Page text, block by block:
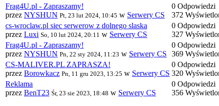
Frag4U.pl - Zapraszamy!
przez NYSHUN Pt, 23 lut 2024, 10:45 w Serwery CS
0 Odpowiedzi
372
cs-wroclaw.pl siec serwerow z dolnego slaska
przez Luxi So, 10 lut 2024, 20:11 w Serwery CS
0 Odpowiedzi
327
Frag4U.pl - Zapraszamy!
przez NYSHUN Pn, 22 sty 2024, 11:23 w Serwery CS
0 Odpowiedzi
369
CS-MALIVER.PL ZAPRASZA!
przez Borowkacz Pn, 11 gru 2023, 13:25 w Serwery CS
0 Odpowiedzi
320
Reklama
przez BenT23 Śr, 23 sie 2023, 18:48 w Serwery CS
0 Odpowiedzi
356